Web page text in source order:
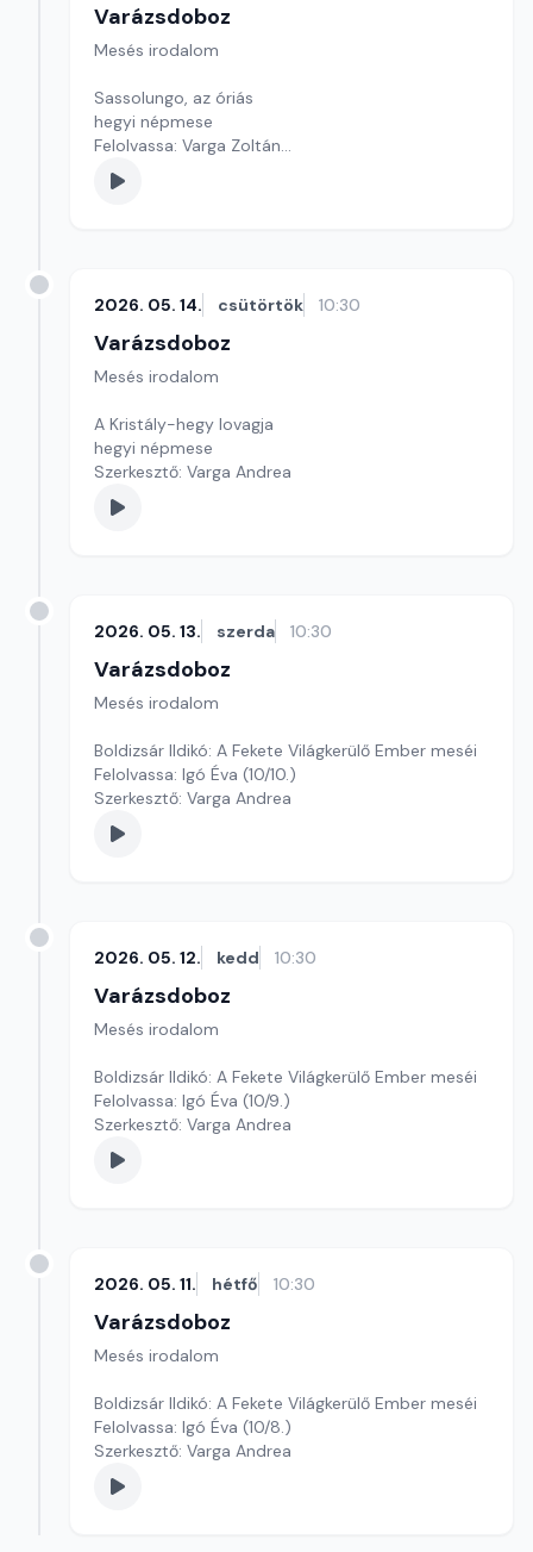
Varázsdoboz
Mesés irodalom
Sassolungo, az óriás
hegyi népmese
Felolvassa: Varga Zoltán
Szerkesztő: Varga Andrea
2026. 05. 14. csütörtök 10:30
Varázsdoboz
Mesés irodalom
A Kristály-hegy lovagja
hegyi népmese
Szerkesztő: Varga Andrea
2026. 05. 13. szerda 10:30
Varázsdoboz
Mesés irodalom
Boldizsár Ildikó: A Fekete Világkerülő Ember meséi
Felolvassa: Igó Éva (10/10.)
Szerkesztő: Varga Andrea
2026. 05. 12. kedd 10:30
Varázsdoboz
Mesés irodalom
Boldizsár Ildikó: A Fekete Világkerülő Ember meséi
Felolvassa: Igó Éva (10/9.)
Szerkesztő: Varga Andrea
2026. 05. 11. hétfő 10:30
Varázsdoboz
Mesés irodalom
Boldizsár Ildikó: A Fekete Világkerülő Ember meséi
Felolvassa: Igó Éva (10/8.)
Szerkesztő: Varga Andrea